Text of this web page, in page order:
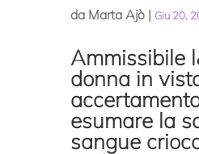
da Marta Ajò | Giu 20,
Ammissibile
donna in
esumare la
sangue